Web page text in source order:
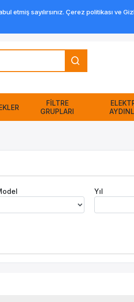
FİLTRE
GRUPLARI
Yıl
etmiş sayılırsınız. Çerez politikası ve